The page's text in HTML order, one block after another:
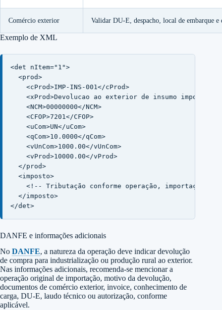
Comércio exterior Validar DU-E, despacho, local de embarque e
Exemplo de XML
<det nItem="1">
  <prod>
    <cProd>IMP-INS-001</cProd>
<xProd>Devolucao ao exterior de insumo importado
    <NCM>00000000</NCM>
    <CFOP>7201</CFOP>
    <uCom>UN</uCom>
    <qCom>10.0000</qCom>
    <vUnCom>1000.00</vUnCom>
    <vProd>10000.00</vProd>
  </prod>
  <imposto>
<!-- Tributação conforme operação, importação,
  </imposto>
</det>
DANFE e informações adicionais
No DANFE, a natureza da operação deve indicar devolução
de compra para industrialização ou produção rural ao exterior.
Nas informações adicionais, recomenda-se mencionar a
operação original de importação, motivo da devolução,
documentos de comércio exterior, invoice, conhecimento de
carga, DU-E, laudo técnico ou autorização, conforme
aplicável.